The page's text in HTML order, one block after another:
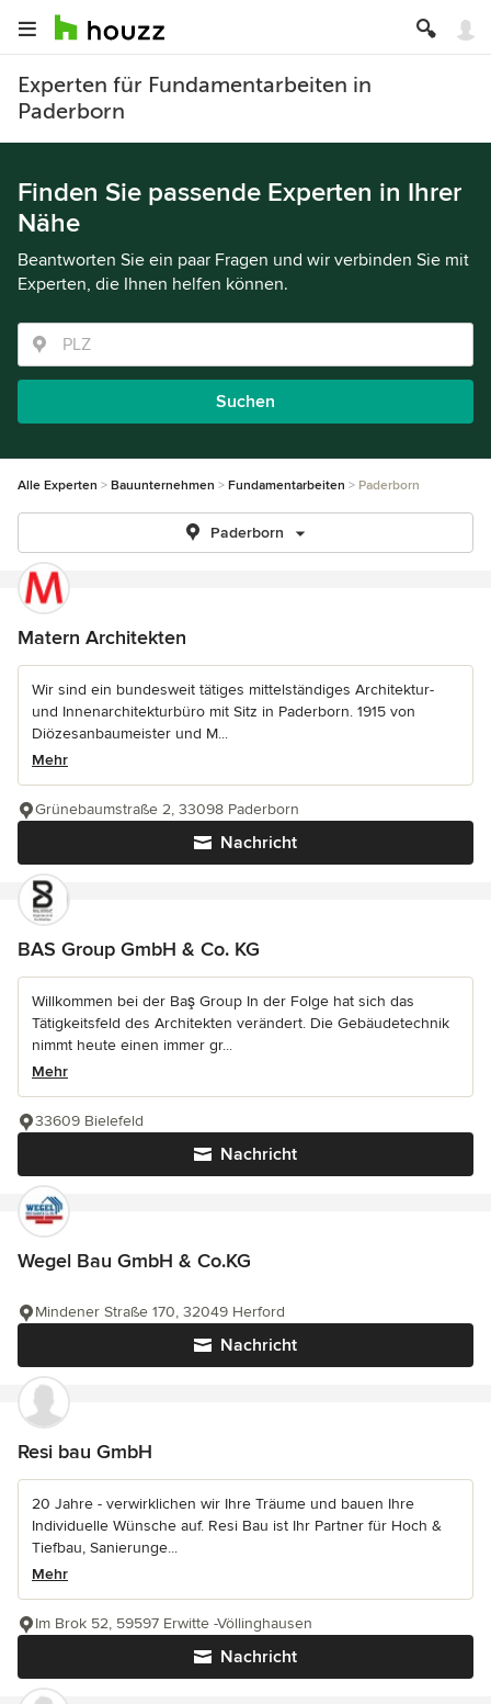
Experten für Fundamentarbeiten in
Paderborn
Finden Sie passende Experten in Ihrer
Nähe
Beantworten Sie ein paar Fragen und wir verbinden Sie mit
Experten, die Ihnen helfen können.
Suchen
Alle Experten Bauunternehmen Fundamentarbeiten Paderborn
Paderborn
Matern Architekten
Wir sind ein bundesweit tätiges mittelständiges Architektur-
und Innenarchitekturbüro mit Sitz in Paderborn. 1915 von
Diözesanbaumeister und M...
Mehr
Nachricht
Grünebaumstraße 2, 33098 Paderborn
BAS Group GmbH & Co. KG
Willkommen bei der Baş Group In der Folge hat sich das
Tätigkeitsfeld des Architekten verändert. Die Gebäudetechnik
nimmt heute einen immer gr...
Mehr
Nachricht
33609 Bielefeld
Wegel Bau GmbH & Co.KG
Nachricht
Mindener Straße 170, 32049 Herford
Resi bau GmbH
20 Jahre - verwirklichen wir Ihre Träume und bauen Ihre
Individuelle Wünsche auf. Resi Bau ist Ihr Partner für Hoch &
Tiefbau, Sanierunge...
Mehr
Nachricht
Im Brok 52, 59597 Erwitte -Völlinghausen